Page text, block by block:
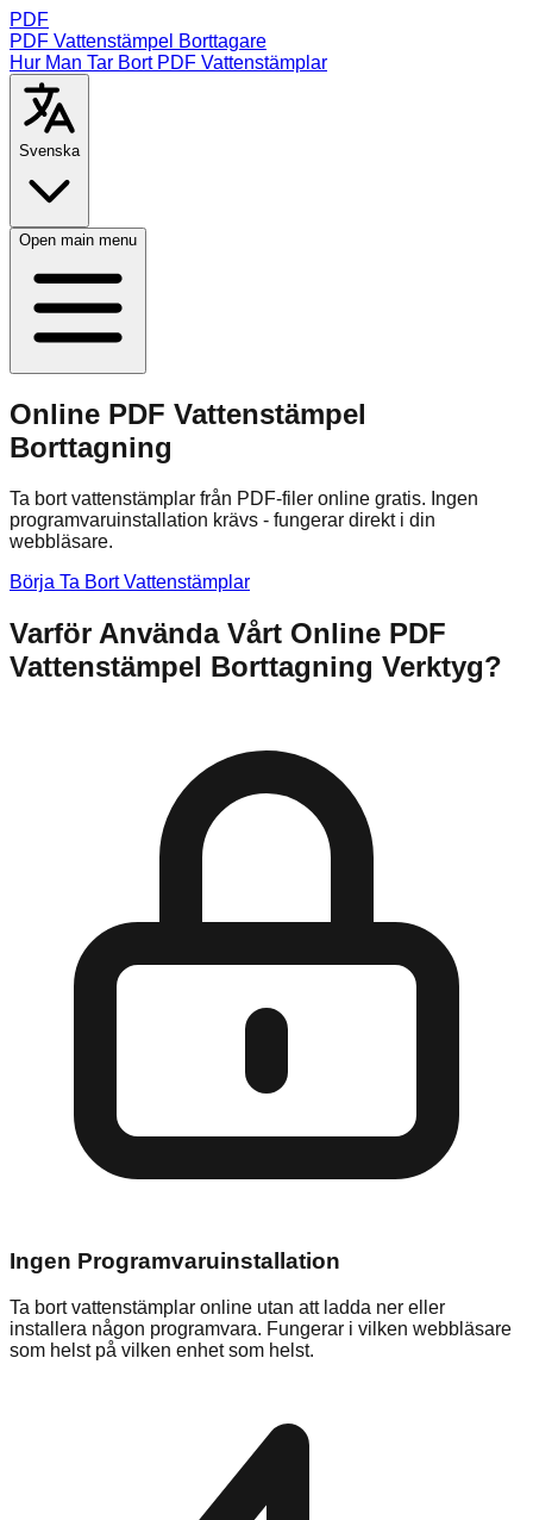
PDF
PDF Vattenstämpel Borttagare
Hur Man Tar Bort PDF Vattenstämplar
Svenska
Open main menu
Online PDF Vattenstämpel
Borttagning
Ta bort vattenstämplar från PDF-filer online gratis. Ingen
programvaruinstallation krävs - fungerar direkt i din
webbläsare.
Börja Ta Bort Vattenstämplar
Varför Använda Vårt Online PDF
Vattenstämpel Borttagning Verktyg?
Ingen Programvaruinstallation
Ta bort vattenstämplar online utan att ladda ner eller
installera någon programvara. Fungerar i vilken webbläsare
som helst på vilken enhet som helst.